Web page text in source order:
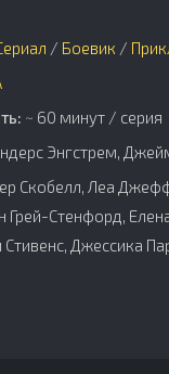
/ Боевик /
~ 60 минут / серия
Энгстрем,
Скобелл, Леа
Грей-Стенфорд,
Стивенс, Джессика